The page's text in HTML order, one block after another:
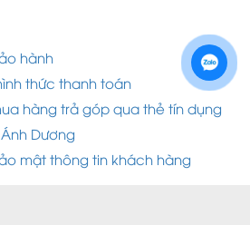
hành
thức thanh toán
hàng trả góp qua thẻ tín dụng
Dương
mật thông tin khách hàng